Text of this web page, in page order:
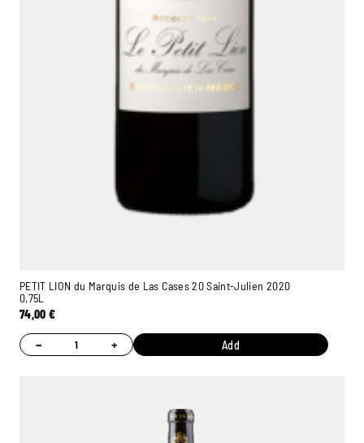
PETIT LION du Marquis de Las Cases 20 Saint-Julien 2020
0,75L
74,00€
− + Add
Ambroise, Your Sommelier